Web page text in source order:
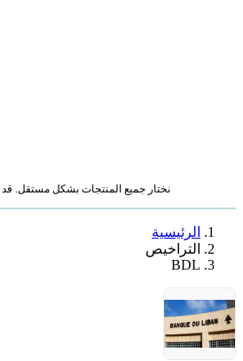
نختار جميع المنتجات بشكل مستقل. قد
الرئيسية
التراخيص
BDL